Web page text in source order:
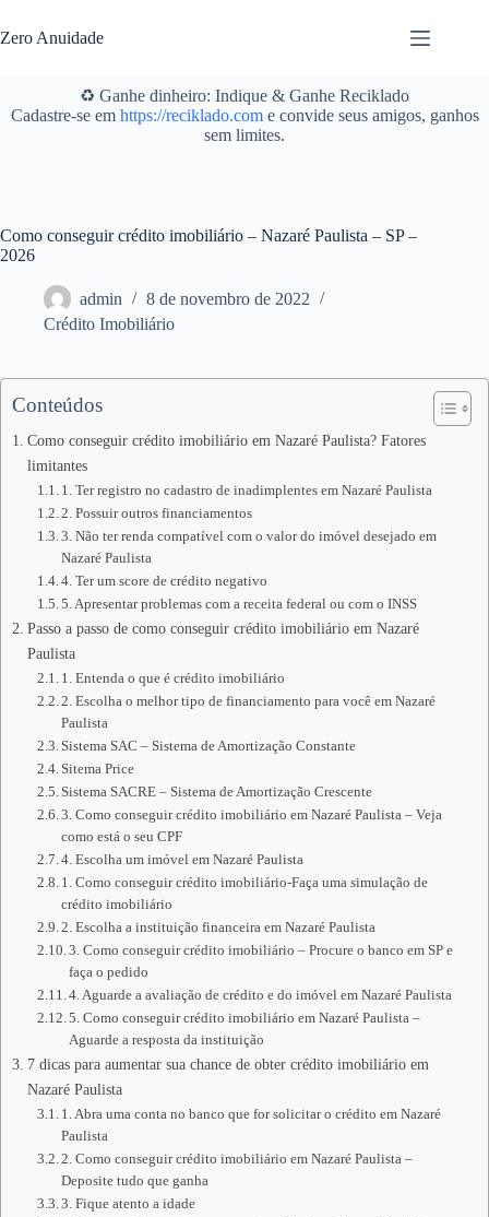
para
o
Zero Anuidade
♻️ Ganhe dinheiro: Indique & Ganhe Reciklado
Cadastre-se em https://reciklado.come convide seus amigos, ganhos
sem limites.
Como conseguir crédito imobiliário – Nazaré Paulista – SP –
2026
admin
8 de novembro de 2022
Crédito Imobiliário
Conteúdos
Como conseguir crédito imobiliário em Nazaré Paulista? Fatores
limitantes
1. Ter registro no cadastro de inadimplentes em Nazaré Paulista
2. Possuir outros financiamentos
3. Não ter renda compatível com o valor do imóvel desejado em
Nazaré Paulista
4. Ter um score de crédito negativo
5. Apresentar problemas com a receita federal ou com o INSS
Passo a passo de como conseguir crédito imobiliário em Nazaré
Paulista
1. Entenda o que é crédito imobiliário
2. Escolha o melhor tipo de financiamento para você em Nazaré
Paulista
Sistema SAC – Sistema de Amortização Constante
Sitema Price
Sistema SACRE – Sistema de Amortização Crescente
3. Como conseguir crédito imobiliário em Nazaré Paulista – Veja
como está o seu CPF
4. Escolha um imóvel em Nazaré Paulista
1. Como conseguir crédito imobiliário-Faça uma simulação de
crédito imobiliário
2. Escolha a instituição financeira em Nazaré Paulista
3. Como conseguir crédito imobiliário – Procure o banco em SP e
faça o pedido
4. Aguarde a avaliação de crédito e do imóvel em Nazaré Paulista
5. Como conseguir crédito imobiliário em Nazaré Paulista –
Aguarde a resposta da instituição
7 dicas para aumentar sua chance de obter crédito imobiliário em
Nazaré Paulista
1. Abra uma conta no banco que for solicitar o crédito em Nazaré
Paulista
2. Como conseguir crédito imobiliário em Nazaré Paulista –
Deposite tudo que ganha
3. Fique atento a idade